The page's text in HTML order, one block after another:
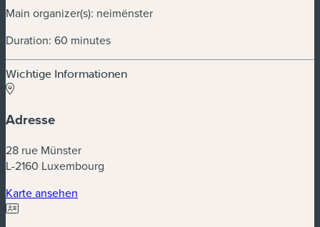
Main organizer(s): neimënster
Duration: 60 minutes
Wichtige Informationen
Adresse
28 rue Münster
L-2160 Luxembourg
Karte ansehen